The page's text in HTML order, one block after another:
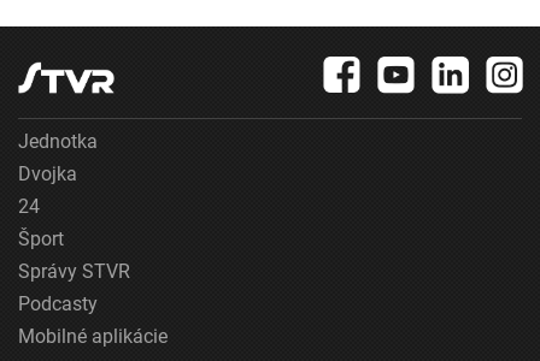
Jednotka
Dvojka
24
Šport
Správy STVR
Podcasty
Mobilné aplikácie